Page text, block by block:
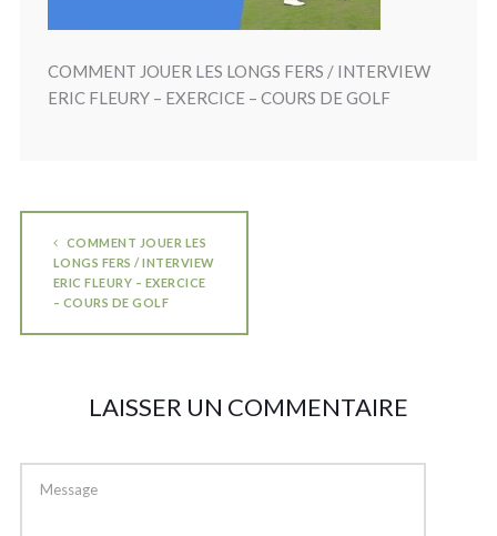
COMMENT JOUER LES LONGS FERS / INTERVIEW
ERIC FLEURY – EXERCICE – COURS DE GOLF
COMMENT JOUER LES
LONGS FERS / INTERVIEW
ERIC FLEURY – EXERCICE
– COURS DE GOLF
LAISSER UN COMMENTAIRE